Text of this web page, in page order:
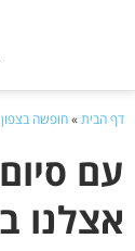
דף הבית»חופשה בצפון
עם
אצלנו